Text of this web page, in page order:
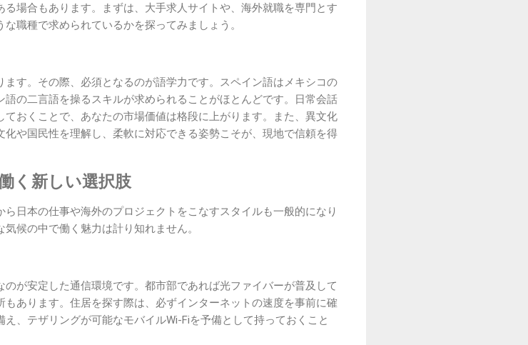
場合もあります。まずは、大手求人サイトや、海外就職を専門とす
職種で求められているかを探ってみましょう。
す。その際、必須となるのが語学力です。スペイン語はメキシコの
の二言語を操るスキルが求められることがほとんどです。日常会話
おくことで、あなたの市場価値は格段に上がります。また、異文化
や国民性を理解し、柔軟に対応できる姿勢こそが、現地で信頼を得
く新しい選択肢
日本の仕事や海外のプロジェクトをこなすスタイルも一般的になり
候の中で働く魅力は計り知れません。
が安定した通信環境です。都市部であれば光ファイバーが普及して
あります。住居を探す際は、必ずインターネットの速度を事前に確
、テザリングが可能なモバイルWi-Fiを予備として持っておくこと